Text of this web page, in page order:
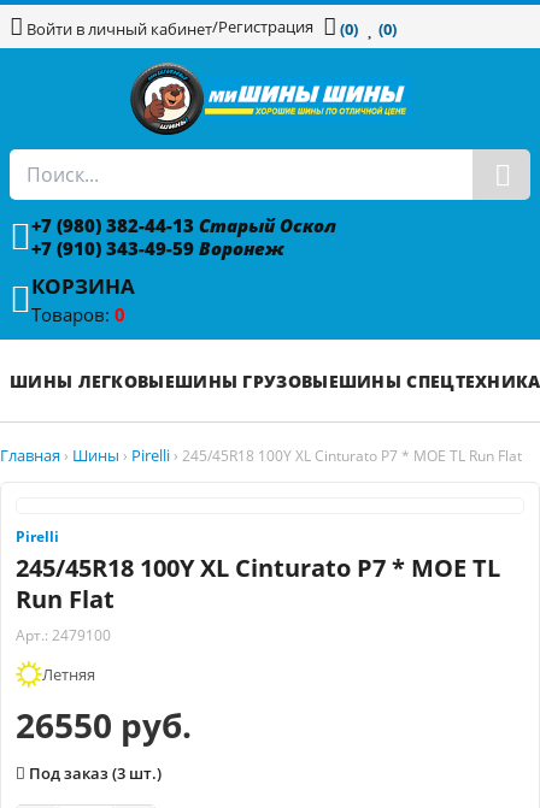
Войти в личный кабинет/Регистрация (0) (0)
+7 (980) 382-44-13 Старый Оскол
+7 (910) 343-49-59 Воронеж
КОРЗИНА
Товаров: 0
ШИНЫ ЛЕГКОВЫЕШИНЫ ГРУЗОВЫЕШИНЫ СПЕЦТЕХНИКА
Главная › Шины › Pirelli › 245/45R18 100Y XL Cinturato P7 * MOE TL Run Flat
Pirelli
245/45R18 100Y XL Cinturato P7 * MOE TL
Run Flat
Арт.: 2479100
Летняя
26550 руб.
Под заказ (3 шт.)